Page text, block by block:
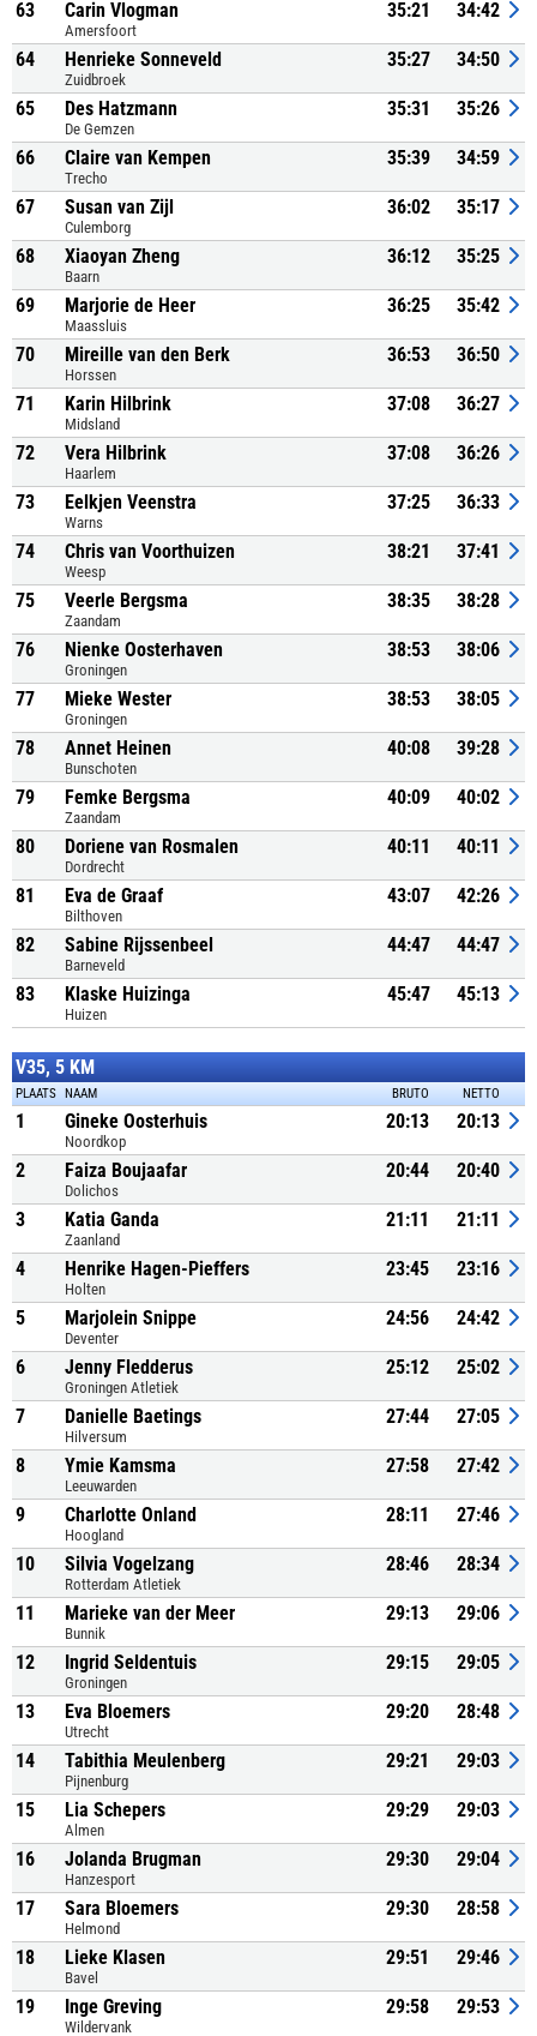
63 Carin Vlogman
Amersfoort
35:21 34:42
64 Henrieke Sonneveld
Zuidbroek
35:27 34:50
65 Des Hatzmann
De Gemzen
35:31 35:26
66 Claire van Kempen
Trecho
35:39 34:59
67 Susan van Zijl
Culemborg
36:02 35:17
68 Xiaoyan Zheng
Baarn
36:12 35:25
69 Marjorie de Heer
Maassluis
36:25 35:42
70 Mireille van den Berk
Horssen
36:53 36:50
71 Karin Hilbrink
Midsland
37:08 36:27
72 Vera Hilbrink
Haarlem
37:08 36:26
73 Eelkjen Veenstra
Warns
37:25 36:33
74 Chris van Voorthuizen
Weesp
38:21 37:41
75 Veerle Bergsma
Zaandam
38:35 38:28
76 Nienke Oosterhaven
Groningen
38:53 38:06
77 Mieke Wester
Groningen
38:53 38:05
78 Annet Heinen
Bunschoten
40:08 39:28
79 Femke Bergsma
Zaandam
40:09 40:02
80 Doriene van Rosmalen
Dordrecht
40:11 40:11
81 Eva de Graaf
Bilthoven
43:07 42:26
82 Sabine Rijssenbeel
Barneveld
44:47 44:47
83 Klaske Huizinga
Huizen
45:47 45:13
V35, 5 KM
PLAATS NAAM BRUTO NETTO
1 Gineke Oosterhuis
Noordkop
20:13 20:13
2 Faiza Boujaafar
Dolichos
20:44 20:40
3 Katia Ganda
Zaanland
21:11 21:11
4 Henrike Hagen-Pieffers
Holten
23:45 23:16
5 Marjolein Snippe
Deventer
24:56 24:42
6 Jenny Fledderus
Groningen Atletiek
25:12 25:02
7 Danielle Baetings
Hilversum
27:44 27:05
8 Ymie Kamsma
Leeuwarden
27:58 27:42
9 Charlotte Onland
Hoogland
28:11 27:46
10 Silvia Vogelzang
Rotterdam Atletiek
28:46 28:34
11 Marieke van der Meer
Bunnik
29:13 29:06
12 Ingrid Seldentuis
Groningen
29:15 29:05
13 Eva Bloemers
Utrecht
29:20 28:48
14 Tabithia Meulenberg
Pijnenburg
29:21 29:03
15 Lia Schepers
Almen
29:29 29:03
16 Jolanda Brugman
Hanzesport
29:30 29:04
17 Sara Bloemers
Helmond
29:30 28:58
18 Lieke Klasen
Bavel
29:51 29:46
19 Inge Greving
Wildervank
29:58 29:53